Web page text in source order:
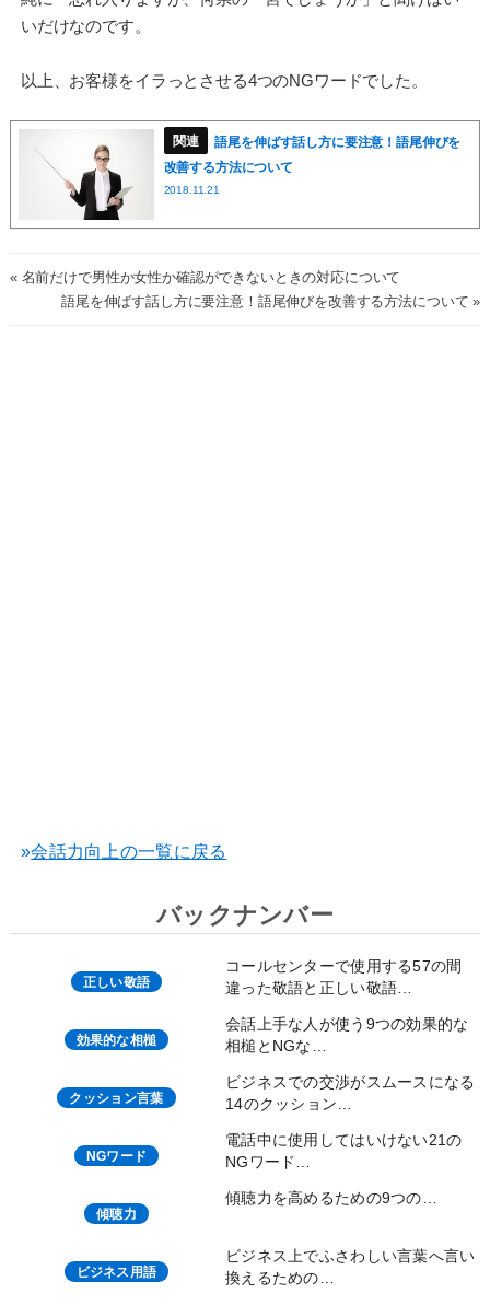
いだけなのです。
以上、お客様をイラっとさせる4つのNGワードでした。
語尾を伸ばす話し方に要注意！語尾伸びを
改善する方法について
2018.11.21
« 名前だけで男性か女性か確認ができないときの対応について
語尾を伸ばす話し方に要注意！語尾伸びを改善する方法について »
»会話力向上の一覧に戻る
バックナンバー
正しい敬語
コールセンターで使用する57の間
違った敬語と正しい敬語…
効果的な相槌
会話上手な人が使う9つの効果的な
相槌とNGな…
クッション言葉
ビジネスでの交渉がスムースになる
14のクッション…
NGワード
電話中に使用してはいけない21の
NGワード…
傾聴力
傾聴力を高めるための9つの…
ビジネス用語
ビジネス上でふさわしい言葉へ言い
換えるための…